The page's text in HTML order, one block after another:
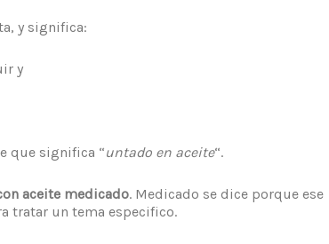
y significa:
y
que significa “untado en aceite“.
aceite medicado. Medicado se dice porque ese
tratar un tema especifico.